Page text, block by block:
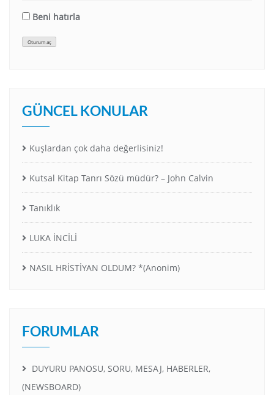
Beni hatırla
Oturum aç
GÜNCEL KONULAR
Kuşlardan çok daha değerlisiniz!
Kutsal Kitap Tanrı Sözü müdür? – John Calvin
Tanıklık
LUKA İNCİLİ
NASIL HRİSTİYAN OLDUM? *(Anonim)
FORUMLAR
DUYURU PANOSU, SORU, MESAJ, HABERLER,
(NEWSBOARD)